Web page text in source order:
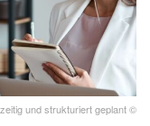
und strukturiert geplant ©